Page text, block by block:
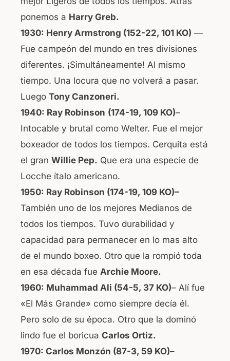
ponemos a Harry Greb.
1930: Henry Armstrong (152-22, 101 KO) —
Fue campeón del mundo en tres divisiones
diferentes. ¡Simultáneamente! Al mismo
tiempo. Una locura que no volverá a pasar.
Luego Tony Canzoneri.
1940: Ray Robinson (174-19, 109 KO)–
Intocable y brutal como Welter. Fue el mejor
boxeador de todos los tiempos. Cerquita está
el gran Willie Pep. Que era una especie de
Locche ítalo americano.
1950: Ray Robinson (174-19, 109 KO)–
También uno de los mejores Medianos de
todos los tiempos. Tuvo durabilidad y
capacidad para permanecer en lo mas alto
de el mundo boxeo. Otro que la rompió toda
en esa década fue Archie Moore.
1960: Muhammad Ali (54-5, 37 KO)– Alí fue
«El Más Grande» como siempre decía él.
Pero solo de su época. Otro que la dominó
lindo fue el boricua Carlos Ortiz.
1970: Carlos Monzón (87-3, 59 KO)–